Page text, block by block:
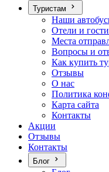
Туристам
Наши
Отели и
Места
Вопросы и
Как купить
Отзывы
О нас
Политика
Карта сайта
Контакты
Акции
Отзывы
Контакты
Блог